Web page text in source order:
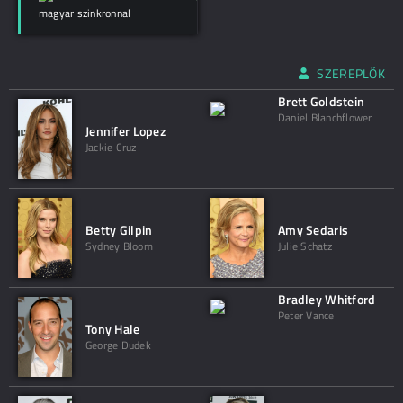
magyar szinkronnal
SZEREPLŐK
Jennifer Lopez
Jackie Cruz
Brett Goldstein
Daniel Blanchflower
Betty Gilpin
Sydney Bloom
Amy Sedaris
Julie Schatz
Tony Hale
George Dudek
Bradley Whitford
Peter Vance